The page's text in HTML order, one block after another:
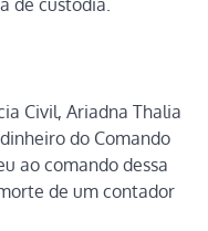
de custódia.
Civil, Ariadna Thalia
do Comando
ao comando dessa
de um contador